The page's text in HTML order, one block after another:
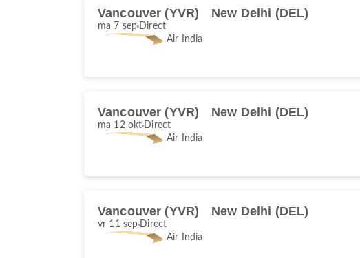
Vancouver (YVR) New Delhi (DEL)
ma 7 sep Direct
Air India
Vancouver (YVR) New Delhi (DEL)
ma 12 okt Direct
Air India
Vancouver (YVR) New Delhi (DEL)
vr 11 sep Direct
Air India